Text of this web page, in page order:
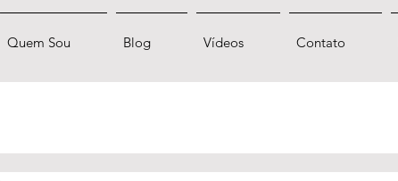
Quem Sou Blog Vídeos Contato